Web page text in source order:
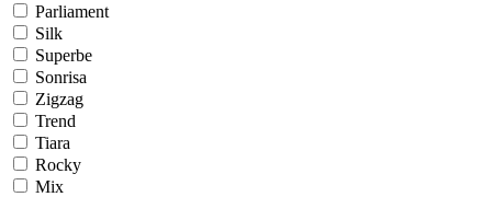
Parliament
Silk
Superbe
Sonrisa
Zigzag
Trend
Tiara
Rocky
Mix